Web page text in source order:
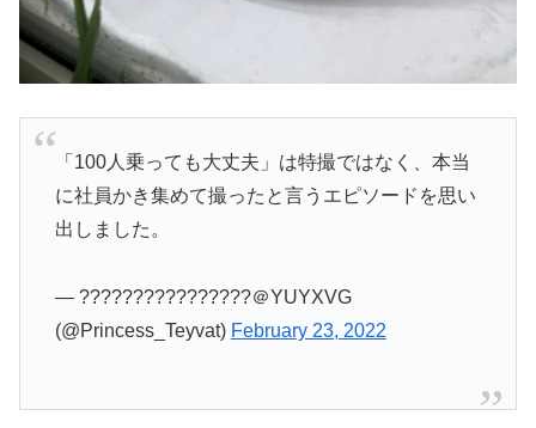
「100人乗っても大丈夫」は特撮ではなく、本当
に社員かき集めて撮ったと言うエピソードを思い
出しました。
— ????????????????＠YUYXVG
(@Princess_Teyvat) February 23, 2022